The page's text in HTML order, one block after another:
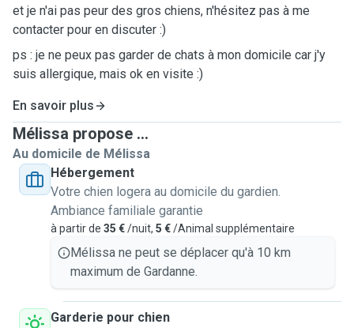
et je n'ai pas peur des gros chiens, n'hésitez pas à me
contacter pour en discuter :)
ps : je ne peux pas garder de chats à mon domicile car j'y
suis allergique, mais ok en visite :)
En savoir plus
Mélissa propose ...
Au domicile de Mélissa
Hébergement
Votre chien logera au domicile du gardien.
Ambiance familiale garantie
à partir de 35 €/nuit, 5 €/Animal supplémentaire
Mélissa ne peut se déplacer qu'à 10 km
maximum de Gardanne.
Garderie pour chien